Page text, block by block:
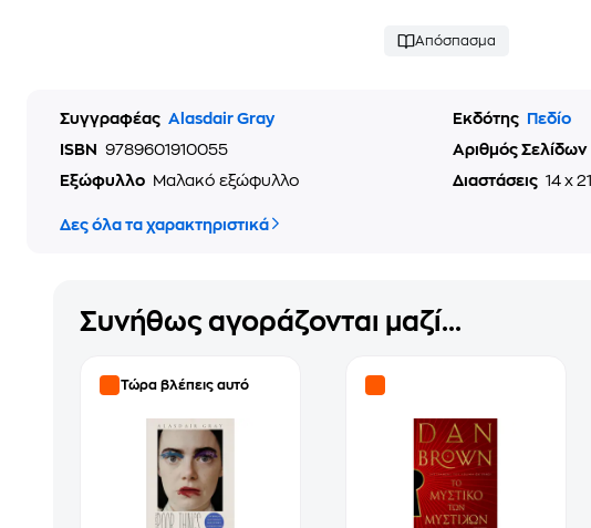
Απόσπασμα
Συγγραφέας Alasdair Gray Εκδότης
Πεδίο
ISBN
9789601910055 Αριθμός Σελίδων
Εξώφυλλο
Μαλακό εξώφυλλο Διαστάσεις 14 x 21
Δες όλα τα χαρακτηριστικά
Συνήθως αγοράζονται μαζί...
Τώρα βλέπεις αυτό